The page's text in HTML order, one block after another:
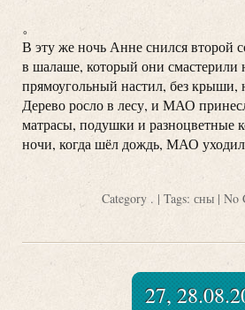
。
В эту же ночь Анне снился
в шалаше, который они смастерили
прямоугольный настил, без крыши,
Дерево росло в лесу, и МАО
матрасы, подушки и разноцветные
ночи, когда шёл дождь, МАО
Category . | Tags: сны| No
27,